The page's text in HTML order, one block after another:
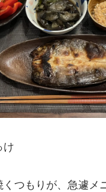
け
つもりが、急遽メ